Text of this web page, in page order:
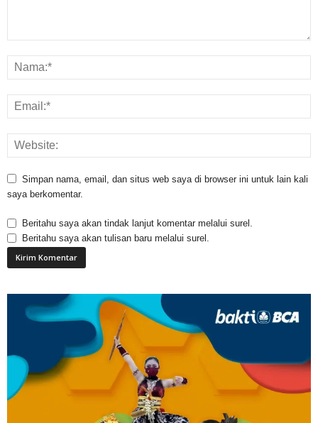
Simpan nama, email, dan situs web saya di browser ini untuk lain kali
saya berkomentar.
Beritahu saya akan tindak lanjut komentar melalui surel.
Beritahu saya akan tulisan baru melalui surel.